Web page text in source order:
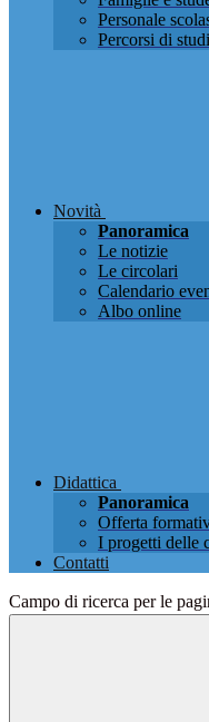
Personale
Percorsi di
Novità
Panoramica
Le notizie
Le circolari
Calendario
Albo online
Didattica
Panoramica
Offerta
I progetti delle
Contatti
Campo di ricerca per le